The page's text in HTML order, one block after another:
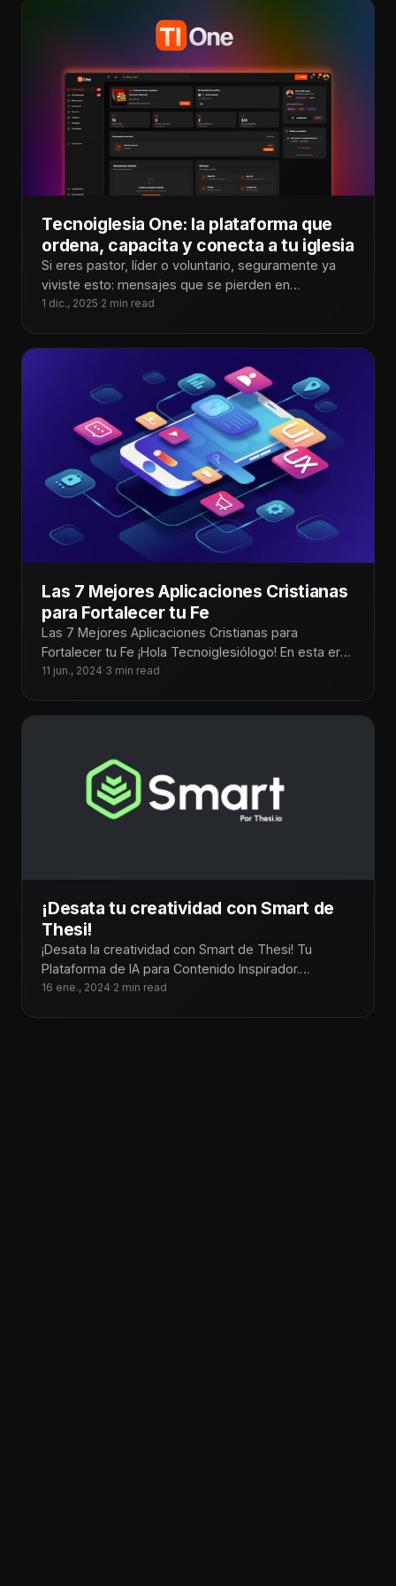
Tecnoiglesia One: la plataforma que
ordena, capacita y conecta a tu iglesia
Si eres pastor, líder o voluntario, seguramente ya
viviste esto: mensajes que se pierden en
WhatsApp, personas que no saben
1 dic., 2025·2 min read
Las 7 Mejores Aplicaciones Cristianas
para Fortalecer tu Fe
Las 7 Mejores Aplicaciones Cristianas para
Fortalecer tu Fe ¡Hola Tecnoiglesiólogo! En esta era
digital, las aplicaciones móviles se han
11 jun., 2024·3 min read
¡Desata tu creatividad con Smart de
Thesi!
¡Desata la creatividad con Smart de Thesi! Tu
Plataforma de IA para Contenido Inspirador.
Convierte tus ideas en creativos contenidos
16 ene., 2024·2 min read